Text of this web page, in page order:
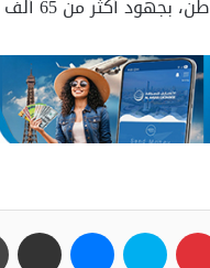
بينتيريست سكايب ماسنجر